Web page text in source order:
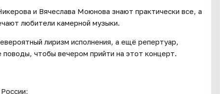
и Вячеслава Моюнова знают практически все, а
любители камерной музыки.
лиризм исполнения, а ещё репертуар,
чтобы вечером прийти на этот концерт.